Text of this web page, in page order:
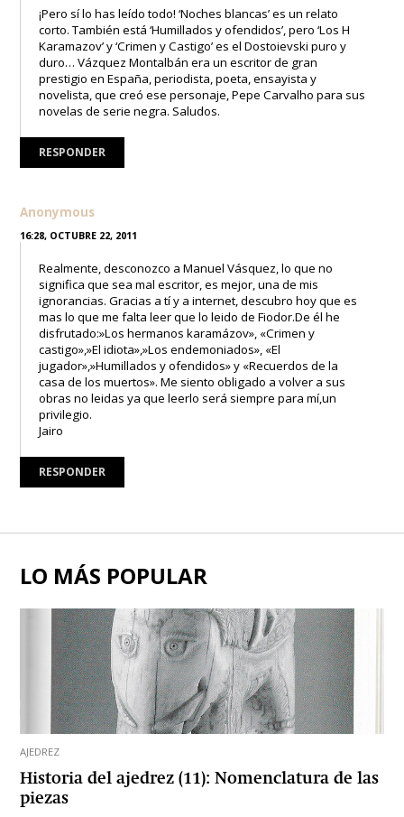
¡Pero sí lo has leído todo! ‘Noches blancas’ es un relato
corto. También está ‘Humillados y ofendidos’, pero ‘Los H
Karamazov’ y ‘Crimen y Castigo’ es el Dostoievski puro y
duro… Vázquez Montalbán era un escritor de gran
prestigio en España, periodista, poeta, ensayista y
novelista, que creó ese personaje, Pepe Carvalho para sus
novelas de serie negra. Saludos.
RESPONDER
Anonymous
16:28, OCTUBRE 22, 2011
Realmente, desconozco a Manuel Vásquez, lo que no
significa que sea mal escritor, es mejor, una de mis
ignorancias. Gracias a tí y a internet, descubro hoy que es
mas lo que me falta leer que lo leido de Fiodor.De él he
disfrutado:»Los hermanos karamázov», «Crimen y
castigo»,»El idiota»,»Los endemoniados», «El
jugador»,»Humillados y ofendidos» y «Recuerdos de la
casa de los muertos». Me siento obligado a volver a sus
obras no leidas ya que leerlo será siempre para mí,un
privilegio.
Jairo
RESPONDER
LO MÁS POPULAR
AJEDREZ
Historia del ajedrez (11): Nomenclatura de las
piezas